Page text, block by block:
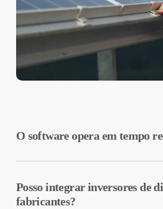
O software opera em tempo
Posso integrar inversores de
fabricantes?